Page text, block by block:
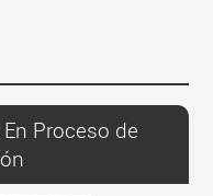
Proceso de